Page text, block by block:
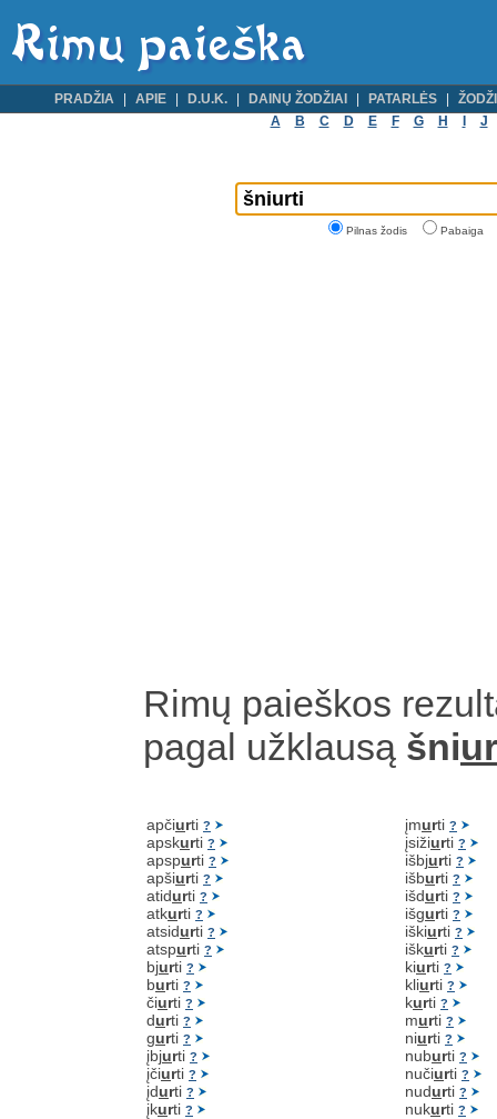
PRADŽIA APIE D.U.K. DAINŲ ŽODŽIAI PATARLĖS
A
B C D E F G H J
Pilnas žodis Pabaiga
Rimų paieškos
pagal užklausą šni
apčiurti ?
apskurti ?
apspurti ?
apšiurti ?
atidurti ?
atkurti ?
atsidurti ?
atspurti ?
bjurti ?
burti ?
čiurti ?
durti ?
gurti ?
įbjurti ?
įčiurti ?
įdurti ?
įkurti ?
įmurti ?
įsižiurti ?
išbjurti ?
išburti ?
išdurti ?
išgurti ?
iškiurti ?
iškurti ?
kiurti ?
kliurti ?
kurti ?
murti ?
niurti ?
nuburti ?
nučiurti ?
nudurti ?
nukurti ?